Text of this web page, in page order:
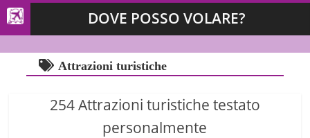
DOVE POSSO VOLARE?
Attrazioni turistiche
254 Attrazioni turistiche testato
personalmente